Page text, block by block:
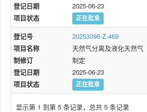
登记日期
2025-06-23
项目状态
正在批准
登记号
20253096-Z-469
项目名称
天然气分离及液化天然气
制修订
制定
登记日期
2025-06-23
项目状态
正在批准
显示第 1 到第 5 条记录，总共 5 条记录